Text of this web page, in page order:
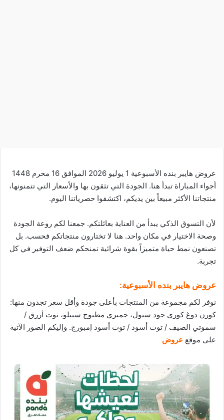
عروض هايبر بنده الأسبوعية 1 يوليو 2026 الموافق 16 محرم 1448
أجواء المباراة تبدأ هنا. الجودة التي تثقون بها والأسعار التي تتمنونها،
منتجاتنا الأكثر مبيعاً بين يديكم، اكتشفوا حصرياتنا اليوم.
لأن التسوق الذكي يبدأ من العناية بعائلتكم. جمعنا لكم روعة الجودة
وصحة الاختيار في مكان واحد. هنا لا تختارون منتجاتكم فحسب. بل
تصنعون نمط حياة متميزاً بقوة شرائية تمنحكم ضعف التوفير في كل
تجربة.
عروض هايبر بنده الأسبوعية:
نوفر لكم مجموعة من المنتجات بأعلى جودة وأقل سعر تجدون منها:
كورن دوغ كوري جود سيول، جمبري مطبوخ سيبلو، توت أزرق /
سموتي الصيف / توت أسود / توت أسود إمبورج. وإليكم الصور الآتية
على موقع عروض